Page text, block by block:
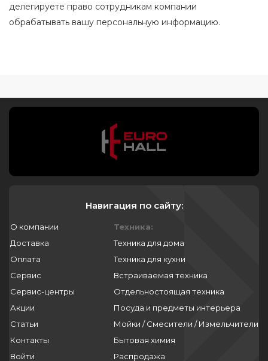
делегируете право сотрудникам компании
обрабатывать вашу персональную информацию.
Навигация по сайту:
О компании
Доставка
Оплата
Сервис
Сервис-центры
Акции
Статьи
Контакты
Войти
Техника:
Техника для дома
Техника для кухни
Встраиваемая техника
Отдельностоящая техника
Посуда и предметы интерьера
Мойки / Смесители / Измельчители
Бытовая химия
Распродажа